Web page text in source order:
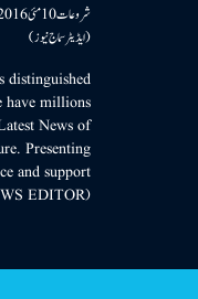
(ایڈیٹر سماج نیوز)
distinguished
have millions
News of
Presenting
and support.
(SAMAJ NEWS EDITOR)